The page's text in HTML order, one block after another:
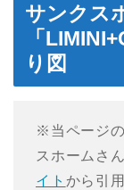
サンクス
「
り図
※当ページ
スホームさ
イト から引